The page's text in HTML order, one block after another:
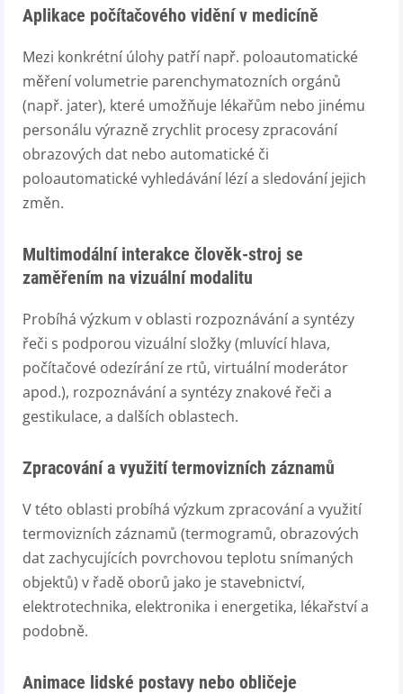
Aplikace počítačového vidění v medicíně
Mezi konkrétní úlohy patří např. poloautomatické
měření volumetrie parenchymatozních orgánů
(např. jater), které umožňuje lékařům nebo jinému
personálu výrazně zrychlit procesy zpracování
obrazových dat nebo automatické či
poloautomatické vyhledávání lézí a sledování jejich
změn.
Multimodální interakce člověk-stroj se
zaměřením na vizuální modalitu
Probíhá výzkum v oblasti rozpoznávání a syntézy
řeči s podporou vizuální složky (mluvící hlava,
počítačové odezírání ze rtů, virtuální moderátor
apod.), rozpoznávání a syntézy znakové řeči a
gestikulace, a dalších oblastech.
Zpracování a využití termovizních záznamů
V této oblasti probíhá výzkum zpracování a využití
termovizních záznamů (termogramů, obrazových
dat zachycujících povrchovou teplotu snímaných
objektů) v řadě oborů jako je stavebnictví,
elektrotechnika, elektronika i energetika, lékařství a
podobně.
Animace lidské postavy nebo obličeje